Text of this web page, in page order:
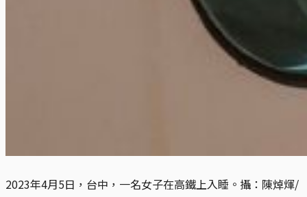
2023年4月5日，台中，一名女子在高鐵上入睡。攝：陳焯煇/